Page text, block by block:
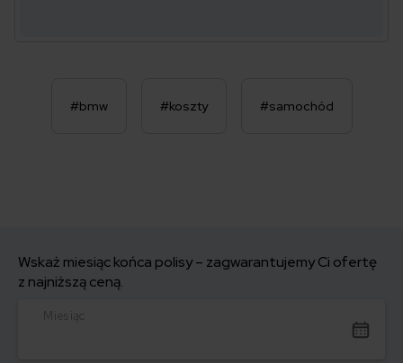
#bmw #koszty #samochód
Wskaż miesiąc końca polisy – zagwarantujemy Ci ofertę
z najniższą ceną.
Miesiąc